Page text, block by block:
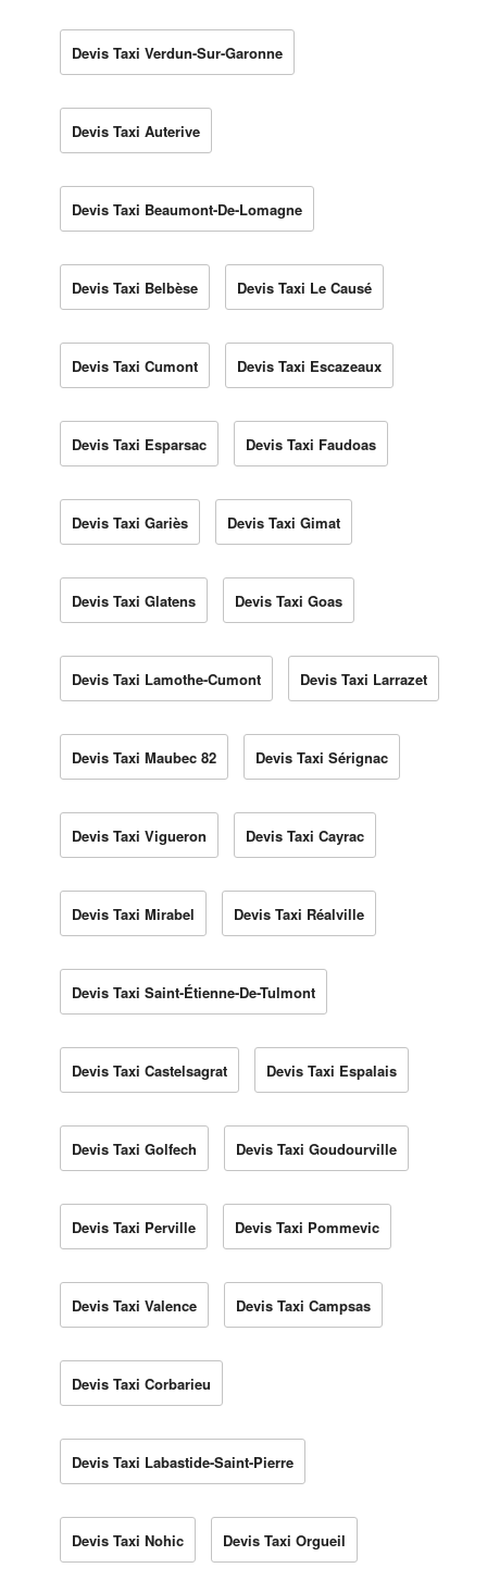
Devis Taxi Verdun-Sur-Garonne
Devis Taxi Auterive
Devis Taxi Beaumont-De-Lomagne
Devis Taxi Belbèse Devis Taxi Le Causé
Devis Taxi Cumont Devis Taxi Escazeaux
Devis Taxi Esparsac Devis Taxi Faudoas
Devis Taxi Gariès Devis Taxi Gimat
Devis Taxi Glatens Devis Taxi Goas
Devis Taxi Lamothe-Cumont Devis Taxi Larrazet
Devis Taxi Maubec 82 Devis Taxi Sérignac
Devis Taxi Vigueron Devis Taxi Cayrac
Devis Taxi Mirabel Devis Taxi Réalville
Devis Taxi Saint-Étienne-De-Tulmont
Devis Taxi Castelsagrat Devis Taxi Espalais
Devis Taxi Golfech Devis Taxi Goudourville
Devis Taxi Perville Devis Taxi Pommevic
Devis Taxi Valence Devis Taxi Campsas
Devis Taxi Corbarieu
Devis Taxi Labastide-Saint-Pierre
Devis Taxi Nohic Devis Taxi Orgueil